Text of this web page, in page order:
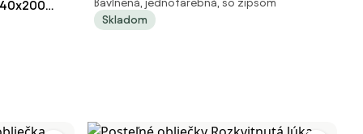
90 × 130 / 45 × 65 cm
Bavlnená, jednofarebná, so zipsom
Skladom